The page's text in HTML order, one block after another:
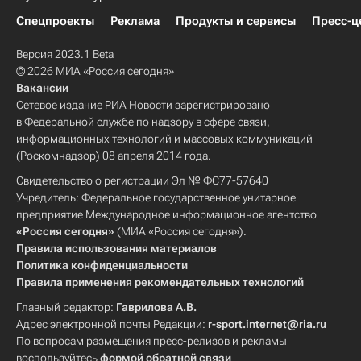
Спецпроекты
Реклама Продукты и сервисы Пресс-
Версия 2023.1 Beta
© 2026 МИА «Россия сегодня»
Вакансии
Сетевое издание РИА Новости зарегистрировано
в Федеральной службе по надзору в сфере связи,
информационных технологий и массовых коммуникаций
(Роскомнадзор) 08 апреля 2014 года.
Свидетельство о регистрации Эл № ФС77-57640
Учредитель: Федеральное государственное унитарное
предприятие Международное информационное агентство
«Россия сегодня» (МИА «Россия сегодня»).
Правила использования материалов
Политика конфиденциальности
Правила применения рекомендательных технологий
Главный редактор: Гаврилова А.В.
Адрес электронной почты Редакции: r-sport.internet@ria.ru
По вопросам размещения пресс-релизов и рекламы
воспользуйтесьформой обратной связи